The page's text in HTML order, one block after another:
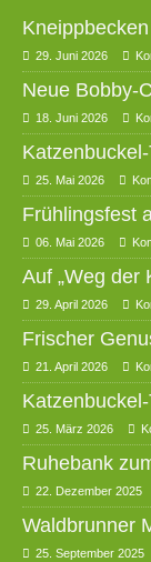
29. Juni 2026
Neue Bobby-
18. Juni 2026
25. Mai 2026
Frühlingsfest
06. Mai 2026
Auf „Weg der
29. April 2026
Frischer
21. April 2026
25. März 2026
Ruhebank
22. Dezember 2025
Waldbrunner
25. September 2025